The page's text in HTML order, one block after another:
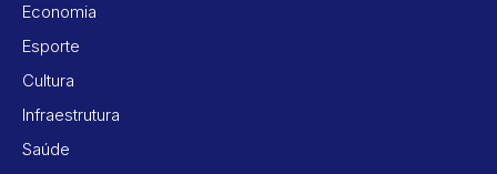
Economia
Esporte
Cultura
Infraestrutura
Saúde